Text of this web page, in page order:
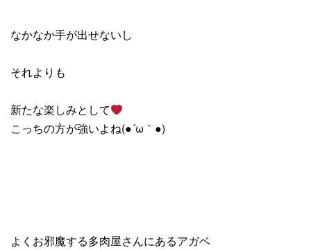
なかなか手が出せないし
それよりも
新たな楽しみとして
こっちの方が強いよね(●´ω｀●)
よくお邪魔する多肉屋さんにあるアガベ